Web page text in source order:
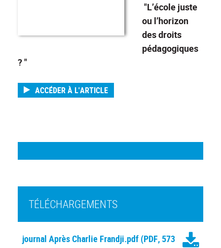
"L’école juste
ou l’horizon
des droits
pédagogiques
? "
ACCÉDER À L'ARTICLE
TÉLÉCHARGEMENTS
journal Après Charlie Frandji.pdf (PDF, 573